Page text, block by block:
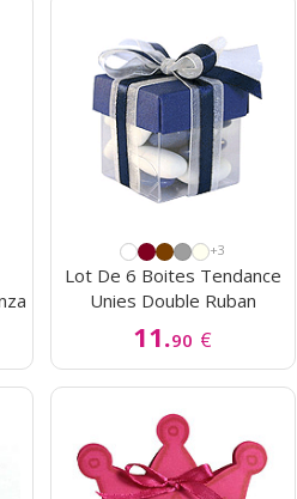
+3
Lot De 6 Boites Tendance
Unies Double Ruban
11.90 €